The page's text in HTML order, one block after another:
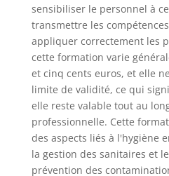
sensibiliser le personnel à
transmettre les
appliquer correctement les
cette formation varie
et cinq cents euros, et elle
limite de validité, ce qui
elle reste valable tout au
professionnelle. Cette
des aspects liés à l'hygiène
la gestion des sanitaires et
prévention des